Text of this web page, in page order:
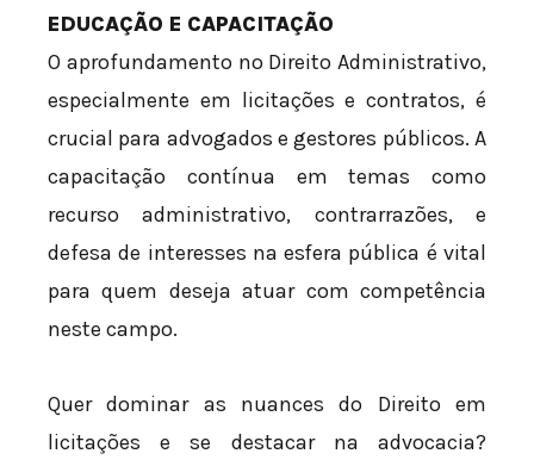
EDUCAÇÃO E CAPACITAÇÃO
O aprofundamento no Direito Administrativo,
especialmente em licitações e contratos, é
crucial para advogados e gestores públicos. A
capacitação contínua em temas como
recurso administrativo, contrarrazões, e
defesa de interesses na esfera pública é vital
para quem deseja atuar com competência
neste campo.
Quer dominar as nuances do Direito em
licitações e se destacar na advocacia?